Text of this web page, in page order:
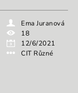
Ema Juranová
18
12/6/2021
CIT Různé